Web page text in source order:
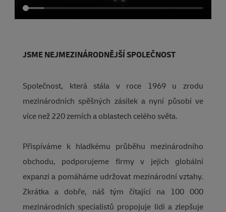
JSME NEJMEZINÁRODNĚJŠÍ SPOLEČNOST
Společnost, která stála v roce 1969 u zrodu
mezinárodních spěšných zásilek a nyní působí ve
více než 220 zemích a oblastech celého světa.
Přispíváme k hladkému průběhu mezinárodního
obchodu, podporujeme firmy v jejich globální
expanzi a pomáháme udržovat mezinárodní vztahy.
Zkrátka a dobře, náš tým čítající na 100 000
mezinárodních specialistů propojuje lidi a zlepšuje